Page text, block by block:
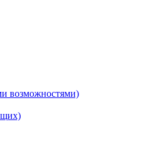
возможностями)